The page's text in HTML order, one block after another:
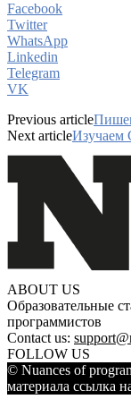
Facebook
Twitter
WhatsApp
Linkedin
Telegram
VK
Previous article
Next articleИзучаем
ABOUT US
Образовательные
программистов
Contact us:
FOLLOW US
© Nuances of
материала ссылка